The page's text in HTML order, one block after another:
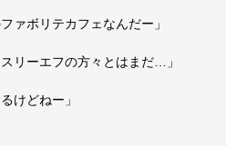
ァボリテカフェなんだー」
リーエフの方々とはまだ…」
けどねー」